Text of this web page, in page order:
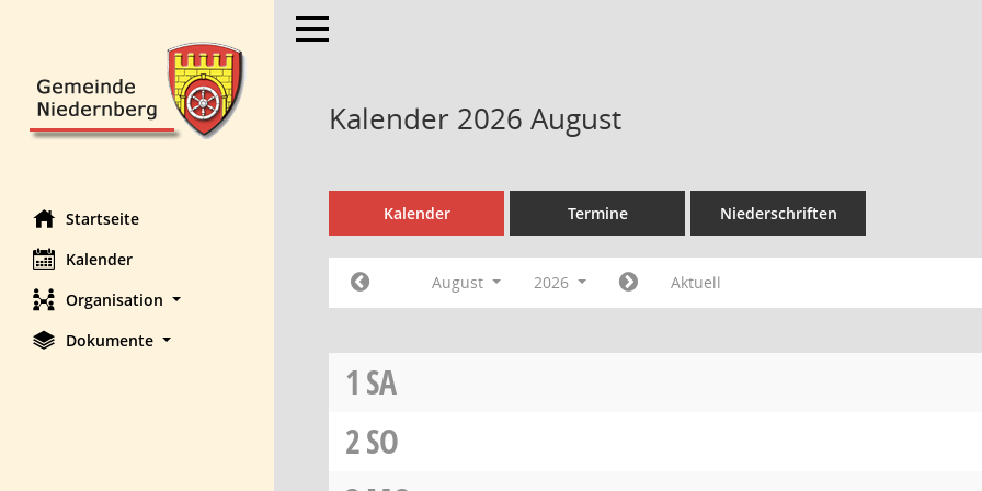
Startseite
Kalender
Organisation
Dokumente
Toggle navigation
Kalender 2026 August
Kalender Termine Niederschriften
August 2026 Aktuell
1 SA
2SO